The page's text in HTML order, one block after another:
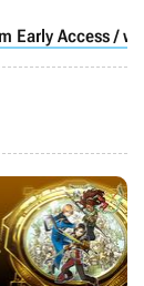
Early Access /